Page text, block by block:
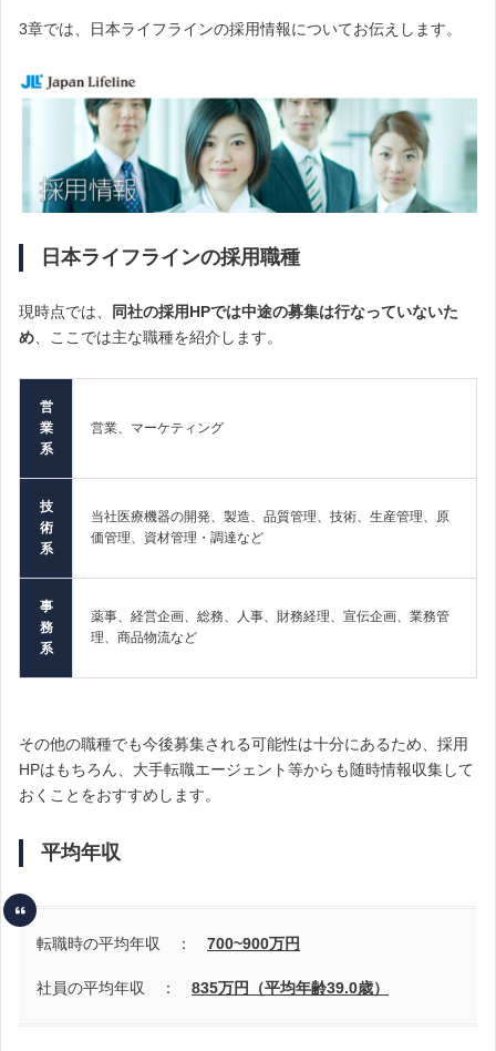
3章では、日本ライフラインの採用情報についてお伝えします。
日本ライフラインの採用職種
現時点では、
同社の採用HPでは中途の募集は行なっていないた
め、ここでは主な職種を紹介します。
営
業
系
営業、マーケティング
技
術
系
当社医療機器の開発、製造、品質管理、技術、生産管理、原
価管理、資材管理・調達など
事
務
系
薬事、経営企画、総務、人事、財務経理、宣伝企画、業務管
理、商品物流など
その他の職種でも今後募集される可能性は十分にあるため、採用
HPはもちろん、 大手転職エージェント等からも随時情報収集して
おくことをおすすめします。
平均年収
転職時の平均年収 ： 700~900万円
社員の平均年収 ： 835万円（平均年齢39.0歳）